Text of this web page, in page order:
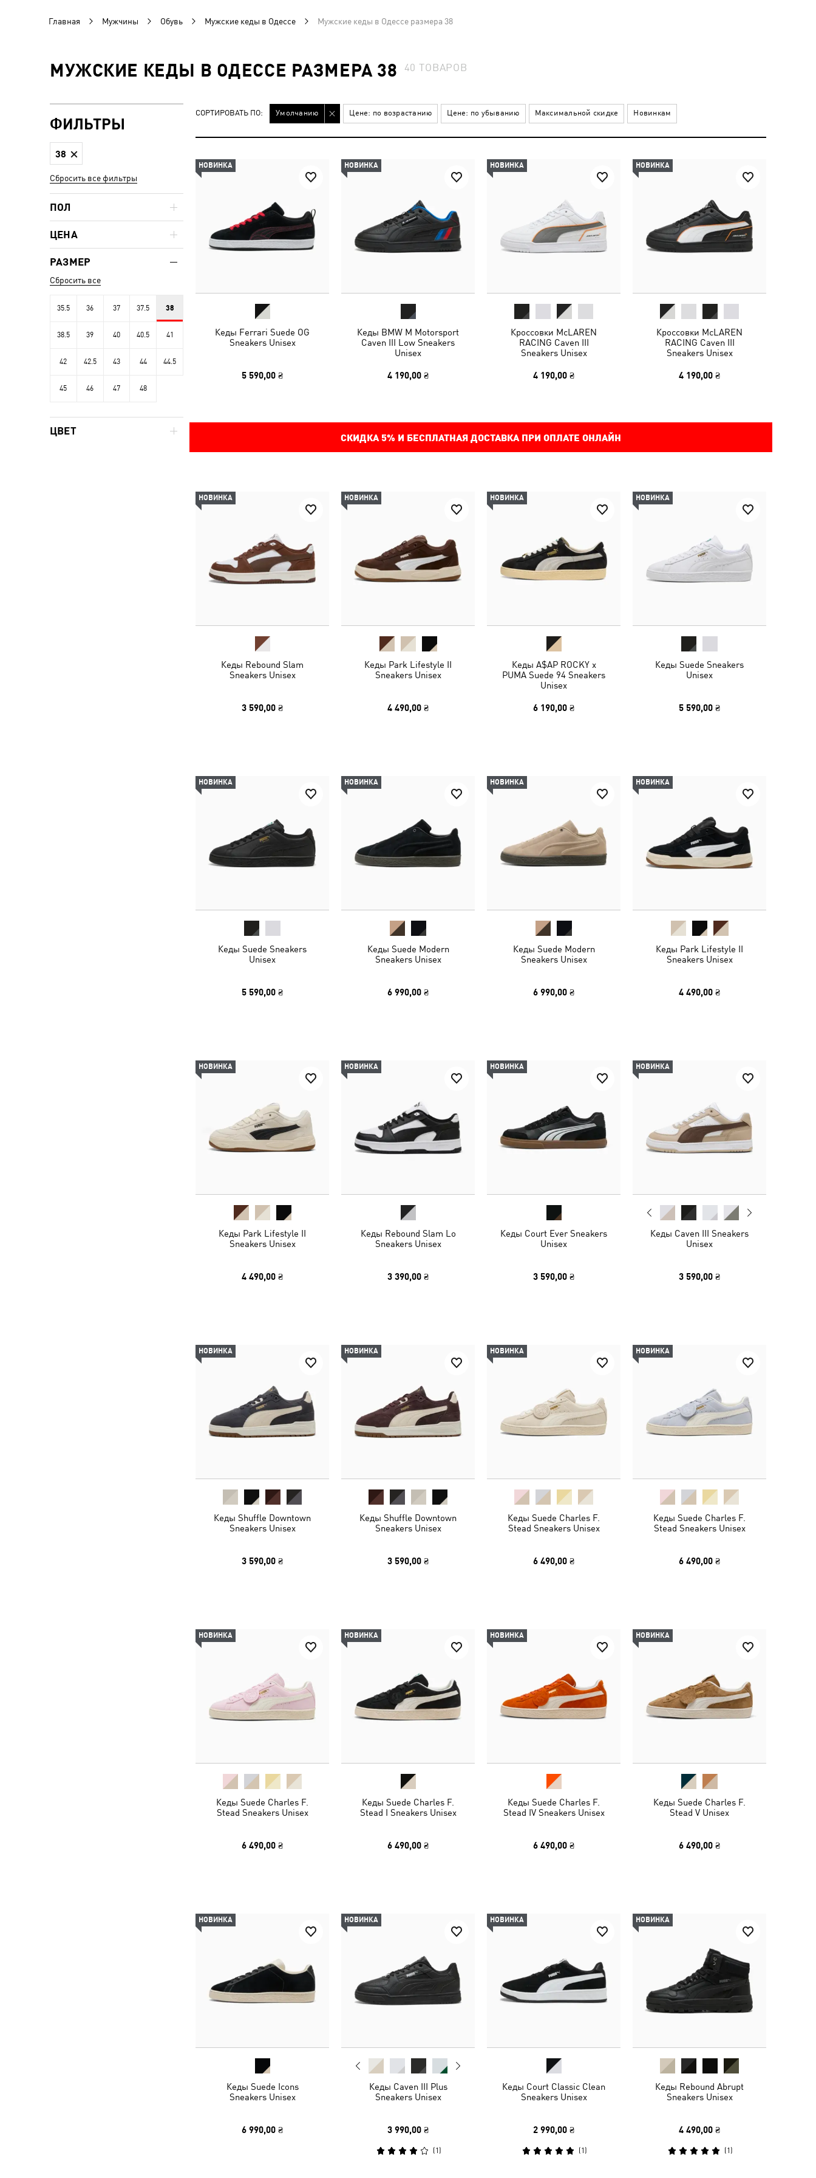
Главная Мужчины Обувь Мужские кеды в Одессе Мужские кеды в Одессе размера 38
МУЖСКИЕ КЕДЫ В ОДЕССЕ РАЗМЕРА 38 40ТОВАРОВ
СОРТИРОВАТЬ ПО: Умолчанию Цене: по возрастанию Цене: по убыванию Максимальной скидке Новинкам
НОВИНКА
Кеды Ferrari Suede OG
Sneakers Unisex
5 590,00 ₴
НОВИНКА
Кеды BMW M Motorsport
Caven III Low Sneakers
Unisex
4 190,00 ₴
НОВИНКА
Кроссовки McLAREN
RACING Caven III
Sneakers Unisex
4 190,00 ₴
НОВИНКА
Кроссовки McLAREN
RACING Caven III
Sneakers Unisex
4 190,00 ₴
СКИДКА 5% И БЕСПЛАТНАЯ ДОСТАВКА ПРИ ОПЛАТЕ ОНЛАЙН
НОВИНКА
Кеды Rebound Slam
Sneakers Unisex
3 590,00 ₴
НОВИНКА
Кеды Park Lifestyle II
Sneakers Unisex
4 490,00 ₴
НОВИНКА
Кеды A$AP ROCKY x
PUMA Suede 94 Sneakers
Unisex
6 190,00 ₴
НОВИНКА
Кеды Suede Sneakers
Unisex
5 590,00 ₴
НОВИНКА
Кеды Suede Sneakers
Unisex
5 590,00 ₴
НОВИНКА
Кеды Suede Modern
Sneakers Unisex
6 990,00 ₴
НОВИНКА
Кеды Suede Modern
Sneakers Unisex
6 990,00 ₴
НОВИНКА
Кеды Park Lifestyle II
Sneakers Unisex
4 490,00 ₴
НОВИНКА
Кеды Park Lifestyle II
Sneakers Unisex
4 490,00 ₴
НОВИНКА
Кеды Rebound Slam Lo
Sneakers Unisex
3 390,00 ₴
НОВИНКА
Кеды Court Ever Sneakers
Unisex
3 590,00 ₴
НОВИНКА
Кеды Caven III Sneakers
Unisex
3 590,00 ₴
НОВИНКА
Кеды Shuffle Downtown
Sneakers Unisex
3 590,00 ₴
НОВИНКА
Кеды Shuffle Downtown
Sneakers Unisex
3 590,00 ₴
НОВИНКА
Кеды Suede Charles F.
Stead Sneakers Unisex
6 490,00 ₴
НОВИНКА
Кеды Suede Charles F.
Stead Sneakers Unisex
6 490,00 ₴
НОВИНКА
Кеды Suede Charles F.
Stead Sneakers Unisex
6 490,00 ₴
НОВИНКА
Кеды Suede Charles F.
Stead I Sneakers Unisex
6 490,00 ₴
НОВИНКА
Кеды Suede Charles F.
Stead IV Sneakers Unisex
6 490,00 ₴
НОВИНКА
Кеды Suede Charles F.
Stead V Unisex
6 490,00 ₴
НОВИНКА
Кеды Suede Icons
Sneakers Unisex
6 990,00 ₴
НОВИНКА
Кеды Caven III Plus
Sneakers Unisex
3 990,00 ₴
(1 )
НОВИНКА
Кеды Court Classic Clean
Sneakers Unisex
2 990,00 ₴
(1 )
НОВИНКА
Кеды Rebound Abrupt
Sneakers Unisex
4 490,00 ₴
(1 )
ФИЛЬТРЫ
38
Сбросить все фильтры
ПОЛ
ЦЕНА
РАЗМЕР
Сбросить все
35.5 36 37 37.5 38
38.5 39 40 40.5 41
42 42.5 43 44 44.5
45 46 47 48
ЦВЕТ